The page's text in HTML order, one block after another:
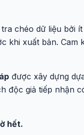
chéo dữ liệu bởi ít
khi xuất bản. Cam
được xây dựng
độc giả tiếp nhận
hết.